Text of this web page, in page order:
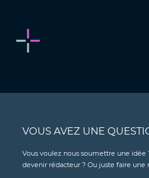
VOUS AVEZ UNE
Vous voulez nous soumettre une idée
devenir rédacteur ? Ou juste faire une